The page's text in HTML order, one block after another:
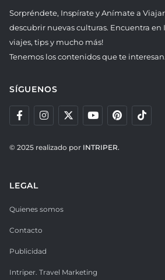
Sorpréndete, Inspírate y Anímate a
descubrir nuevas culturas. Encuentra
viajes, tips y mucho más!
Tenemos los contenidos que te interesan.
SÍGUENOS
© 2025 realizado por INTRIPER.
LEGAL
Quienes somos
Contacto
Publicidad
Intriper. Travel Marketing